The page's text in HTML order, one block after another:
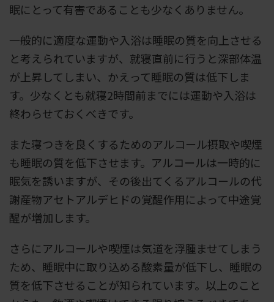
眠にとって有害であることも少なくありません。
一般的に適度な運動や入浴は睡眠の質を向上させる
と考えられていますが、就寝直前に行うと深部体温
が上昇してしまい、かえって睡眠の質は低下しま
す。少なくとも就寝2時間前までには運動や入浴は
終わらせておくべきです。
また寝つきを良くするためのアルコール摂取や喫煙
も睡眠の質を低下させます。アルコールは一時的に
眠気を誘いますが、その後出てくるアルコールの代
謝産物アセトアルデヒドの覚醒作用によって中途覚
醒が増加します。
さらにアルコールや喫煙は気道を浮腫ませてしまう
ため、睡眠中に取り込める酸素量が低下し、睡眠の
質を低下させることが知られています。以上のこと